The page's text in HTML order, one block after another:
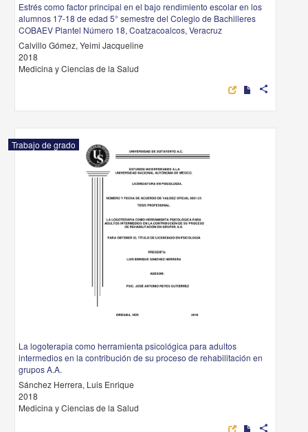
Estrés como factor principal en el bajo rendimiento escolar en los
alumnos 17-18 de edad 5° semestre del Colegio de Bachilleres
COBAEV Plantel Número 18, Coatzacoalcos, Veracruz
Calvillo Gómez, Yeimi Jacqueline
2018
Medicina y Ciencias de la Salud
share
Trabajo de grado
La logoterapia como herramienta psicológica para adultos
intermedios en la contribución de su proceso de rehabilitación en
grupos A.A.
Sánchez Herrera, Luis Enrique
2018
Medicina y Ciencias de la Salud
share